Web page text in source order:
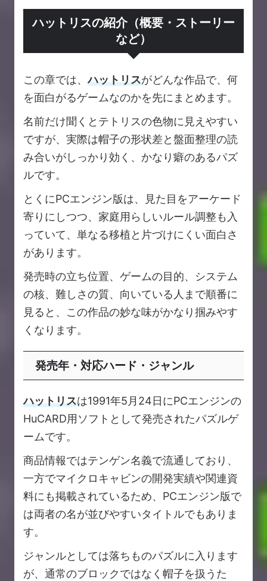
ハットリスの紹介（概要・ストーリー
など）
この章では、ハットリスがどんな作品で、何
を面白がるゲームなのかを先にまとめます。
名前だけ聞くとテトリスの色物に見えやすい
ですが、実際は帽子の形状差と盤面整理の読
み合いがしっかり効く、かなり癖のあるパズ
ルです。
とくにPCエンジン版は、見た目をアーケード
寄りにしつつ、家庭用らしいルール調整も入
っていて、単なる移植と片づけにくい面白さ
があります。
発売時の立ち位置、ゲームの目的、システム
の核、難しさの質、向いている人まで順番に
見ると、この作品の妙な味がかなり掴みやす
くなります。
発売年・対応ハード・ジャンル
ハットリスは1991年5月24日にPCエンジンの
HuCARD用ソフトとして発売されたパズルゲ
ームです。
商品情報ではテンゲン名義で流通しており、
一方でマイクロキャビンの開発実績や関連資
料にも掲載されているため、PCエンジン版で
は両者の名が並びやすいタイトルでもありま
す。
ジャンルとしては落ちものパズルに入ります
が、通常のブロックではなく帽子を扱うた